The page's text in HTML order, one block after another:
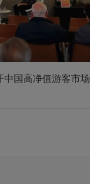
中国高净值游客市场